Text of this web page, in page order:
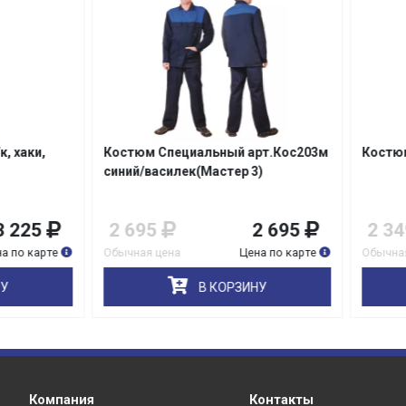
Специальный арт.Кос203м
василек(Мастер 3)
цена
2 695
Цена по карте
Костюм Специалист-2
2 349
Обычная цена
2
Цена по
Компания Контакты